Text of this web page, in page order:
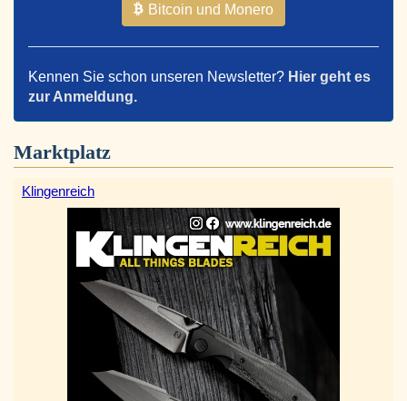
Bitcoin und Monero
Kennen Sie schon unseren Newsletter? Hier geht es
zur Anmeldung.
Marktplatz
Klingenreich